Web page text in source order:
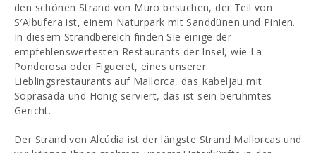
den schönen Strand von Muro besuchen, der Teil von
S′Albufera ist, einem Naturpark mit Sanddünen und Pinien.
In diesem Strandbereich finden Sie einige der
empfehlenswertesten Restaurants der Insel, wie La
Ponderosa oder Figueret, eines unserer
Lieblingsrestaurants auf Mallorca, das Kabeljau mit
Soprasada und Honig serviert, das ist sein berühmtes
Gericht.
Der Strand von Alcúdia ist der längste Strand Mallorcas und